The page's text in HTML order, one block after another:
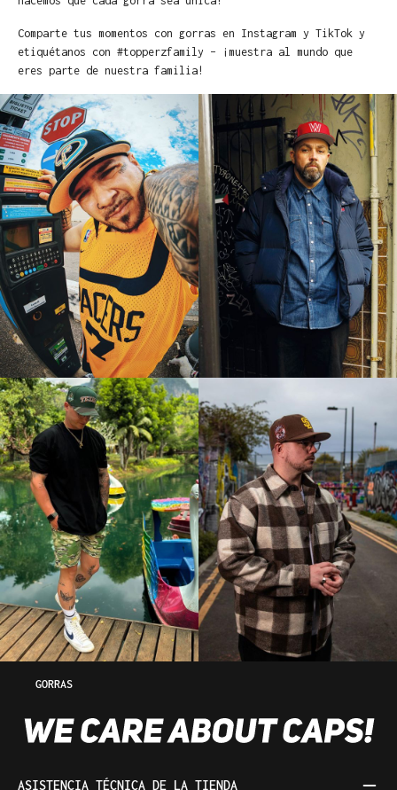
Comparte tus momentos con gorras en Instagram y TikTok y
etiquétanos con #topperzfamily – ¡muestra al mundo que
eres parte de nuestra familia!
GORRAS
ASISTENCIA TÉCNICA DE LA TIENDA